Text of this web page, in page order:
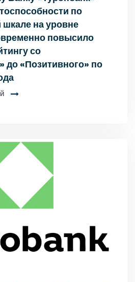
по
на уровне
повысило
со
до «Позитивного» по